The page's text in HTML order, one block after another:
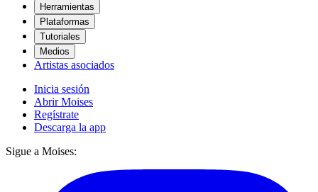
Herramientas
Plataformas
Tutoriales
Medios
Artistas asociados
Inicia sesión
Abrir Moises
Regístrate
Descarga la app
Sigue a Moises: